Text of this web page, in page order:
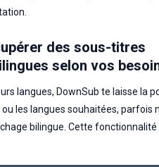
des sous-titres
selon vos
langues, DownSub te laisse la
les langues souhaitées, parfois
bilingue. Cette fonctionnalité